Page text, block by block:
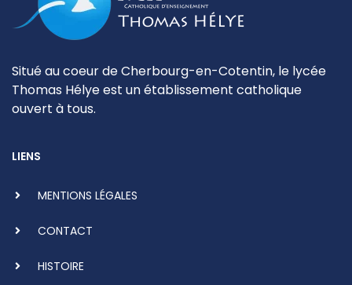
Situé au coeur de Cherbourg-en-Cotentin, le lycée
Thomas Hélye est un établissement catholique
ouvert à tous.
LIENS
MENTIONS LÉGALES
CONTACT
HISTOIRE